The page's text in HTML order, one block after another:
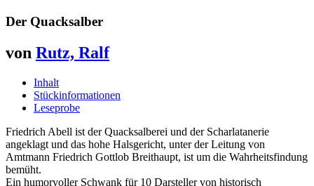
Der Quacksalber
von Rutz, Ralf
Inhalt
Stückinformationen
Leseprobe
Friedrich Abell ist der Quacksalberei und der Scharlatanerie
angeklagt und das hohe Halsgericht, unter der Leitung von
Amtmann Friedrich Gottlob Breithaupt, ist um die Wahrheitsfindung
bemüht.
Ein humorvoller Schwank für 10 Darsteller von historisch